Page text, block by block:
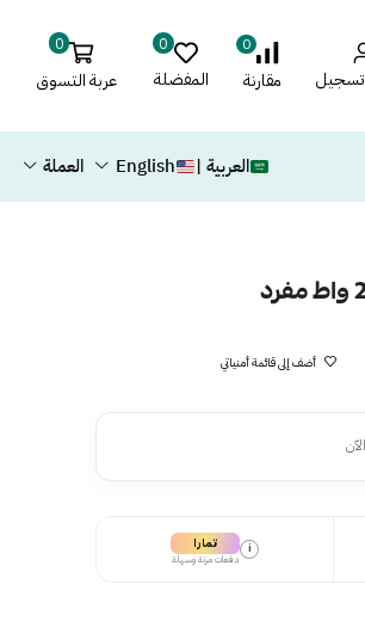
0
مقارنة
0
المفضلة
0
عربة التسوق
العربية | English العملة
أضف إلى قائمة أمنياتي
i تمارا
دفعات مرنة وسهلة